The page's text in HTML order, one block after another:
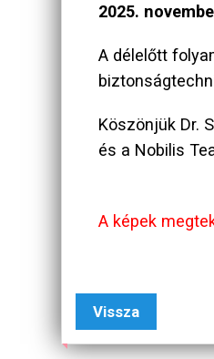
2025.
A délelőtt
Köszönjük Dr.
és a Nobilis
A képek
Vissza